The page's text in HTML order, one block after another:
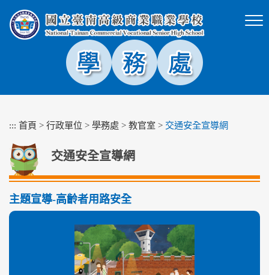
塊
::: 首頁 > 行政單位 > 學務處 > 教官室 > 交通安全宣導網
交通安全宣導網
主題宣導-高齡者用路安全